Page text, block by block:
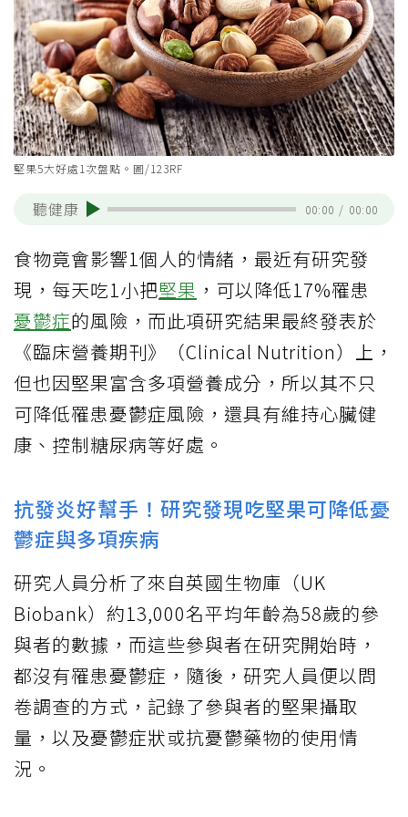
堅果5大好處1次盤點。圖/123RF
聽健康 00:00 / 00:00
食物竟會影響1個人的情緒，最近有研究發
現，每天吃1小把堅果 ，可以降低17%罹患
憂鬱症的風險，而此項研究結果最終發表於
《臨床營養期刊》（Clinical Nutrition）上，
但也因堅果富含多項營養成分，所以其不只
可降低罹患憂鬱症風險，還具有維持心臟健
康、控制糖尿病等好處。
抗發炎好幫手！研究發現吃堅果可降低憂
鬱症與多項疾病
研究人員分析了來自英國生物庫（UK
Biobank）約13,000名平均年齡為58歲的參
與者的數據，而這些參與者在研究開始時，
都沒有罹患憂鬱症，隨後，研究人員便以問
卷調查的方式，記錄了參與者的堅果攝取
量，以及憂鬱症狀或抗憂鬱藥物的使用情
況。